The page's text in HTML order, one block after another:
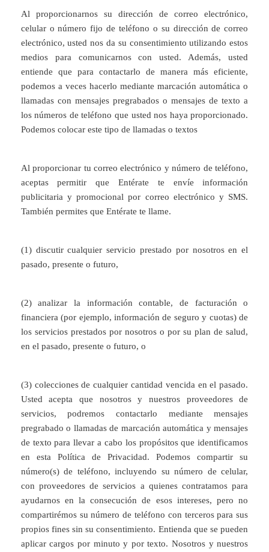
Al proporcionarnos su dirección de correo electrónico,
celular o número fijo de teléfono o su dirección de correo
electrónico, usted nos da su consentimiento utilizando estos
medios para comunicarnos con usted. Además, usted
entiende que para contactarlo de manera más eficiente,
podemos a veces hacerlo mediante marcación automática o
llamadas con mensajes pregrabados o mensajes de texto a
los números de teléfono que usted nos haya proporcionado.
Podemos colocar este tipo de llamadas o textos
Al proporcionar tu correo electrónico y número de teléfono,
aceptas permitir que Entérate te envíe información
publicitaria y promocional por correo electrónico y SMS.
También permites que Entérate te llame.
(1) discutir cualquier servicio prestado por nosotros en el
pasado, presente o futuro,
(2) analizar la información contable, de facturación o
financiera (por ejemplo, información de seguro y cuotas) de
los servicios prestados por nosotros o por su plan de salud,
en el pasado, presente o futuro, o
(3) colecciones de cualquier cantidad vencida en el pasado.
Usted acepta que nosotros y nuestros proveedores de
servicios, podremos contactarlo mediante mensajes
pregrabado o llamadas de marcación automática y mensajes
de texto para llevar a cabo los propósitos que identificamos
en esta Política de Privacidad. Podemos compartir su
número(s) de teléfono, incluyendo su número de celular,
con proveedores de servicios a quienes contratamos para
ayudarnos en la consecución de esos intereses, pero no
compartirémos su número de teléfono con terceros para sus
propios fines sin su consentimiento. Entienda que se pueden
aplicar cargos por minuto y por texto. Nosotros y nuestros